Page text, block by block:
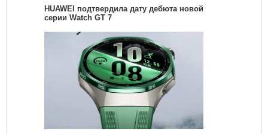
HUAWEI подтвердила дату дебюта новой
серии Watch GT 7